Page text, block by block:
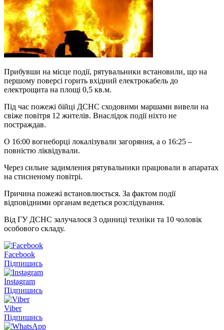
Прибувши на місце події, рятувальники встановили, що на
першому поверсі горить вхідний електрокабель до
електрощита на площі 0,5 кв.м.
Під час пожежі бійці ДСНС сходовими маршами вивели на
свіже повітря 12 жителів. Внаслідок події ніхто не
постраждав.
О 16:00 вогнеборці локалізували загоряння, а о 16:25 –
повністю ліквідували.
Через сильне задимлення рятувальники працювали в апаратах
на стисненому повітрі.
Причина пожежі встановлюється. За фактом події
відповідними органам ведеться розслідування.
Від ГУ ДСНС залучалося 3 одиниці техніки та 10 чоловік
особового складу.
Facebook
Підпишись
Instagram
Підпишись
Viber
Підпишись